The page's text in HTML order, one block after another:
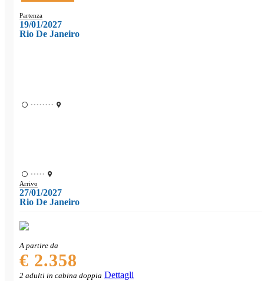
Partenza
19/01/2027
Rio De Janeiro
••••••••
•••••
Arrivo
27/01/2027
Rio De Janeiro
A partire da
€ 2.358
2 adulti in cabina doppia Dettagli